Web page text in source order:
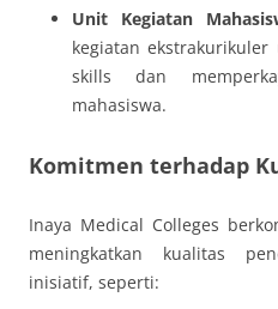
Unit Kegiatan
kegiatan
skills dan
mahasiswa.
Komitmen terhadap
Inaya Medical Colleges
meningkatkan kualitas
inisiatif, seperti: